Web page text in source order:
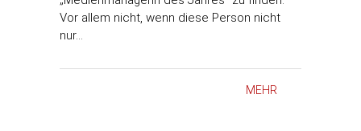
Vor allem nicht, wenn diese Person nicht
nur…
MEHR